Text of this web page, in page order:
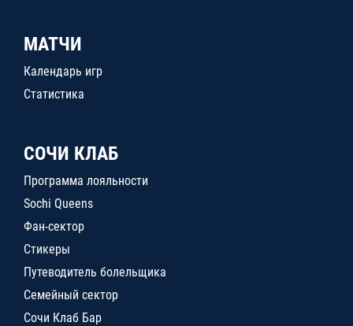
МАТЧИ
Календарь игр
Статистика
СОЧИ КЛАБ
Программа лояльности
Sochi Queens
Фан-сектор
Стикеры
Путеводитель болельщика
Семейный сектор
Сочи Клаб Бар